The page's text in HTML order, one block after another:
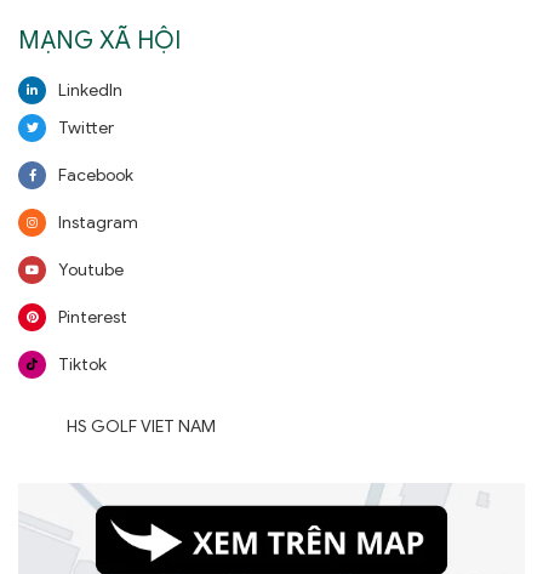
MẠNG XÃ HỘI
LinkedIn
Twitter
Facebook
Instagram
Youtube
Pinterest
Tiktok
HS GOLF VIET NAM